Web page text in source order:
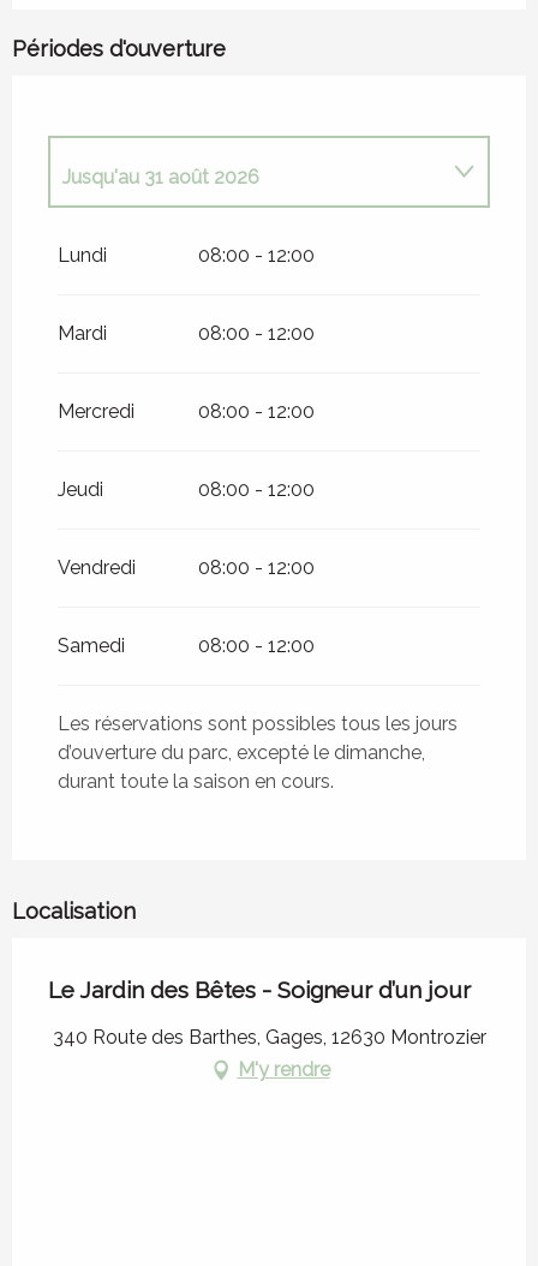
Périodes d'ouverture
Jusqu'au 31 août 2026
2026
Lundi 08:00 - 12:00
Mardi 08:00 - 12:00
Mercredi 08:00 - 12:00
Jeudi 08:00 - 12:00
Vendredi 08:00 - 12:00
Samedi 08:00 - 12:00
Les réservations sont possibles tous les jours
d’ouverture du parc, excepté le dimanche,
durant toute la saison en cours.
Localisation
Le Jardin des Bêtes - Soigneur d’un jour
340 Route des Barthes, Gages, 12630 Montrozier
M'y rendre